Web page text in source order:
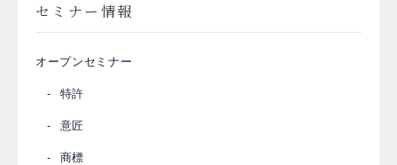
セミナー情報
オープンセミナー
特許
意匠
商標